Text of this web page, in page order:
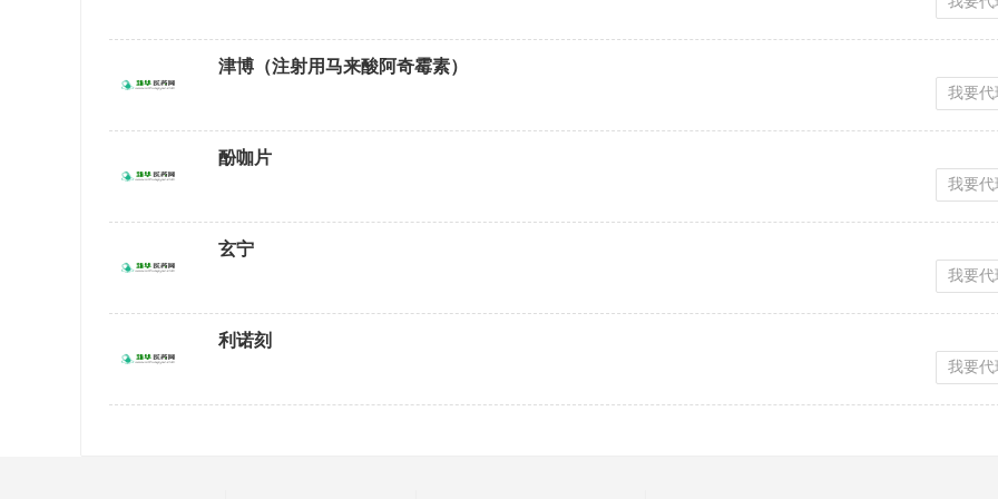
津博（注射用马来酸阿奇霉素）
我要代
酚咖片
我要代
玄宁
我要代
利诺刻
我要代